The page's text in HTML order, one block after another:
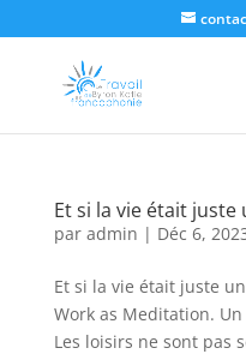
Et si la vie était juste
par admin | Déc 6,
Et si la vie était juste
Work as Meditation.
Les loisirs ne sont pas